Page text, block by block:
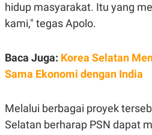
I
A
.
USE
PEDOMAN
hidup masyarakat. Itu yang
kami," tegas Apolo.
Baca Juga: Korea Selatan
Sama Ekonomi dengan India
Melalui berbagai proyek
Selatan berharap PSN dapat